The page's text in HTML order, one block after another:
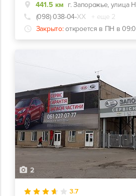
441.5 км
(098) 038-04-ХХ
+ еще 2
Закрыто: откроется в ПН в
2
3.7